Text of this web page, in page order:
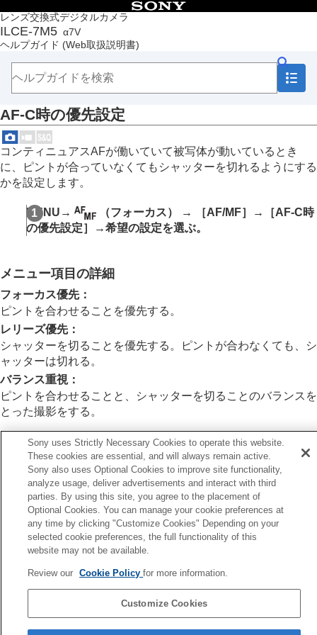
レンズ交換式デジタルカメラ
ILCE-7M5 α7V
ヘルプガイド (Web取扱説明書)
目次
トップページ
ヘルプガイドの使いかた
本体と付属品を確認する
本機の基本操作
準備/基本的な撮影
MENU一覧から機能を探す
撮影機能を活用する
この章の目次
撮影モードを選ぶ
フォーカス（ピント）を合わせる
被写体認識AF
縦横フォーカスエリア切換
フォーカスエリア登録機能
登録フォーカスエリア消去
フォーカス位置の循環
AF枠の移動量（静止画/動画）
フォーカスエリア枠色
フォーカスエリア自動消灯
トラッキング中エリア枠表示
AF-Cエリア表示
横切りへのAF特性
速度変化へのAF追従
AFトランジション速度
AF乗り移り感度
AFアシスト
AF/MF切換
フルタイムDMF
シャッター半押しAF
AFオン
フォーカスホールド
AF-S時の優先設定
AF-C時の優先設定
AF補助光
AF-C時の優先設定
コンティニュアスAFが働いていて被写体が動いているとき
に、ピントが合っていなくてもシャッターを切れるようにする
かを設定します。
MENU → （フォーカス） → ［AF/MF］ →
［AF-C時
の優先設定］
→希望の設定を選ぶ。
メニュー項目の詳細
フォーカス優先：
ピントを合わせることを優先する。
レリーズ優先：
シャッターを切ることを優先する。ピントが合わなくても、シ
ャッターは切れる。
バランス重視：
ピントを合わせることと、シャッターを切ることのバランスを
とった撮影をする。
関連項目
ピント合わせの方法を選ぶ（
フォーカスモード ）
AF-S時の優先設定
S時の優先設定
言語選択ページへ
Sony uses Strictly Necessary Cookies to operate this website.
These cookies are essential, and will always remain active.
Sony also uses Optional Cookies to improve site functionality,
analyze usage, deliver advertisements and interact with third
parties. By using this site, you agree to the placement of
Optional Cookies. You can manage your cookie preferences at
any time by clicking "Customize Cookies" Depending on your
selected cookie preferences, the full functionality of this
website may not be available.
Review our Cookie Policyfor more information.
Customize Cookies